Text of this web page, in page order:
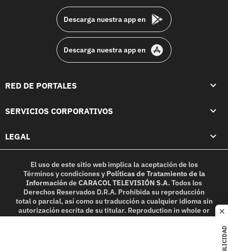
PUBLICIDAD
Descarga nuestra app en
Descarga nuestra app en
RED DE PORTALES
SERVICIOS CORPORATIVOS
LEGAL
El uso de este sitio web implica la aceptación de los
Términos y condicionesy Políticas de Tratamiento de la
InformacióndeCARACOL TELEVISIÓN S.A.Todos los
Derechos Reservados D.R.A. Prohibida su reproducción
total o parcial, así como su traducción a cualquier idioma sin
autorización escrita de su titular. Reproduction in whole or
in part, or translation without written permission is